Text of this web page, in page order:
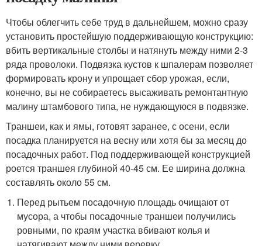
Чтобы облегчить себе труд в дальнейшем, можно сразу
установить простейшую поддерживающую конструкцию:
вбить вертикальные столбы и натянуть между ними 2-3
ряда проволоки. Подвязка кустов к шпалерам позволяет
формировать крону и упрощает сбор урожая, если,
конечно, вы не собираетесь высаживать ремонтантную
малину штамбового типа, не нуждающуюся в подвязке.
Траншеи, как и ямы, готовят заранее, с осени, если
посадка планируется на весну или хотя бы за месяц до
посадочных работ. Под поддерживающей конструкцией
роется траншея глубиной 40-45 см. Ее ширина должна
составлять около 55 см.
Перед рытьем посадочную площадь очищают от
мусора, а чтобы посадочные траншеи получились
ровными, по краям участка вбивают колья и